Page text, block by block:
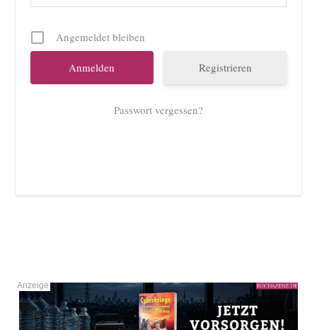
Angemeldet bleiben
Registrieren
Passwort vergessen?